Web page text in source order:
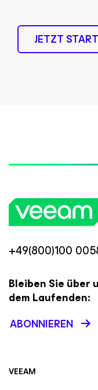
JETZT
+49(800)100
Bleiben Sie über
dem Laufenden:
ABONNIEREN
VEEAM